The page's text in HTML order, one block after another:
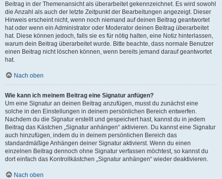
Beitrag in der Themenansicht als überarbeitet gekennzeichnet. Es wird sowohl
die Anzahl als auch der letzte Zeitpunkt der Bearbeitungen angezeigt. Dieser
Hinweis erscheint nicht, wenn noch niemand auf deinen Beitrag geantwortet
hat oder wenn ein Administrator oder Moderator deinen Beitrag überarbeitet
hat. Diese können jedoch, falls sie es für nötig halten, eine Notiz hinterlassen,
warum dein Beitrag überarbeitet wurde. Bitte beachte, dass normale Benutzer
einen Beitrag nicht löschen können, wenn bereits jemand darauf geantwortet
hat.
Nach oben
Wie kann ich meinem Beitrag eine Signatur anfügen?
Um eine Signatur an deinen Beitrag anzufügen, musst du zunächst eine
solche in den Einstellungen in deinem persönlichen Bereich entwerfen.
Nachdem du die Signatur erstellt und gespeichert hast, kannst du in jedem
Beitrag das Kästchen „Signatur anhängen“ aktivieren. Du kannst eine Signatur
auch hinzufügen, indem du in deinem persönlichen Bereich das
standardmäßige Anhängen deiner Signatur aktivierst. Wenn du einen
einzelnen Beitrag dennoch ohne Signatur verfassen möchtest, so kannst du
dort einfach das Kontrollkästchen „Signatur anhängen“ wieder deaktivieren.
Nach oben